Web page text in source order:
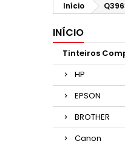
Início
INÍCIO
Tinteiros
HP
EPSON
BROTHER
Canon